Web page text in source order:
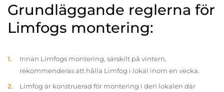
Grundläggande reglerna för
Limfogs montering:
Innan Limfogs montering, särskilt på vintern,
rekommenderas att hålla Limfog i lokal inom en vecka.
Limfog är konstruerad för montering i den lokalen där